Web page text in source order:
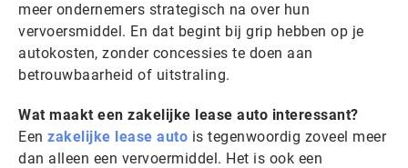
meer ondernemers strategisch na over hun
vervoersmiddel. En dat begint bij grip hebben op je
autokosten, zonder concessies te doen aan
betrouwbaarheid of uitstraling.
Wat maakt een zakelijke lease auto interessant?
Een zakelijke lease auto is tegenwoordig zoveel meer
dan alleen een vervoermiddel. Het is ook een